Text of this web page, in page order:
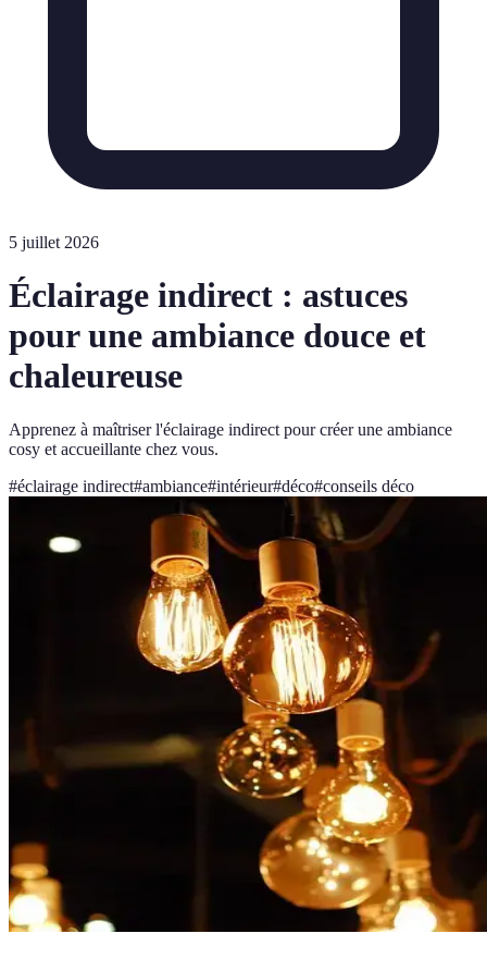
5 juillet 2026
Éclairage indirect : astuces
pour une ambiance douce et
chaleureuse
Apprenez à maîtriser l'éclairage indirect pour créer une ambiance
cosy et accueillante chez vous.
#éclairage indirect#ambiance#intérieur#déco#conseils déco